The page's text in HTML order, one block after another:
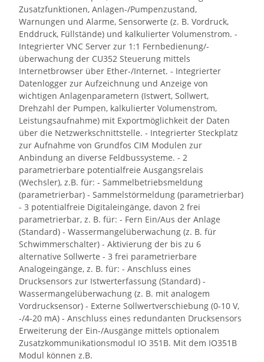
Zusatzfunktionen, Anlagen-/Pumpenzustand,
Warnungen und Alarme, Sensorwerte (z. B. Vordruck,
Enddruck, Füllstände) und kalkulierter Volumenstrom. -
Integrierter VNC Server zur 1:1 Fernbedienung/-
überwachung der CU352 Steuerung mittels
Internetbrowser über Ether-/Internet. - Integrierter
Datenlogger zur Aufzeichnung und Anzeige von
wichtigen Anlagenparametern (Istwert, Sollwert,
Drehzahl der Pumpen, kalkulierter Volumenstrom,
Leistungsaufnahme) mit Exportmöglichkeit der Daten
über die Netzwerkschnittstelle. - Integrierter Steckplatz
zur Aufnahme von Grundfos CIM Modulen zur
Anbindung an diverse Feldbussysteme. - 2
parametrierbare potentialfreie Ausgangsrelais
(Wechsler), z.B. für: - Sammelbetriebsmeldung
(parametrierbar) - Sammelstörmeldung (parametrierbar)
- 3 potentialfreie Digitaleingänge, davon 2 frei
parametrierbar, z. B. für: - Fern Ein/Aus der Anlage
(Standard) - Wassermangelüberwachung (z. B. für
Schwimmerschalter) - Aktivierung der bis zu 6
alternative Sollwerte - 3 frei parametrierbare
Analogeingänge, z. B. für: - Anschluss eines
Drucksensors zur Istwerterfassung (Standard) -
Wassermangelüberwachung (z. B. mit analogem
Vordrucksensor) - Externe Sollwertverschiebung (0-10 V,
-/4-20 mA) - Anschluss eines redundanten Drucksensors
Erweiterung der Ein-/Ausgänge mittels optionalem
Zusatzkommunikationsmodul IO 351B. Mit dem IO351B
Modul können z.B.